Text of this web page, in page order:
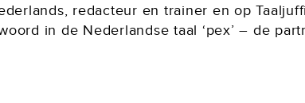
redacteur en trainer en op
in de Nederlandse taal ‘pex’ – de